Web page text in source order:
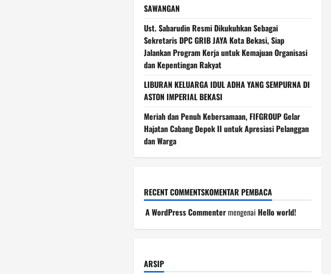
SAWANGAN
Ust. Sabarudin Resmi Dikukuhkan Sebagai
Sekretaris DPC GRIB JAYA Kota Bekasi, Siap
Jalankan Program Kerja untuk Kemajuan Organisasi
dan Kepentingan Rakyat
LIBURAN KELUARGA IDUL ADHA YANG SEMPURNA DI
ASTON IMPERIAL BEKASI
Meriah dan Penuh Kebersamaan, FIFGROUP Gelar
Hajatan Cabang Depok II untuk Apresiasi Pelanggan
dan Warga
RECENT COMMENTSKOMENTAR PEMBACA
A WordPress Commentermengenai Hello world!
ARSIP